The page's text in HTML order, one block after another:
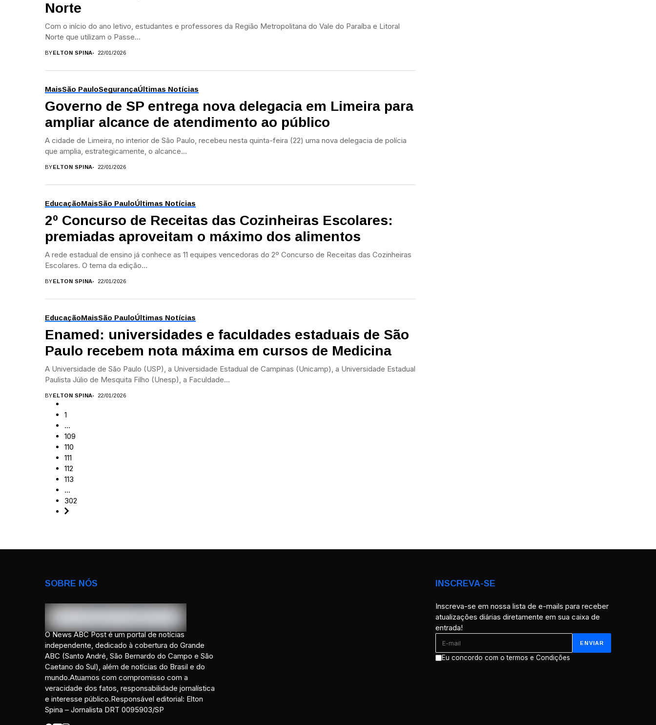
Norte
Com o início do ano letivo, estudantes e professores da Região Metropolitana do Vale do Paraíba e Litoral
Norte que utilizam o Passe...
BYELTON SPINA 22/01/2026
MaisSão PauloSegurançaÚltimas Notícias
Governo de SP entrega nova delegacia em Limeira para
ampliar alcance de atendimento ao público
A cidade de Limeira, no interior de São Paulo, recebeu nesta quinta-feira (22) uma nova delegacia de polícia
que amplia, estrategicamente, o alcance...
BYELTON SPINA 22/01/2026
EducaçãoMaisSão PauloÚltimas Notícias
2º Concurso de Receitas das Cozinheiras Escolares:
premiadas aproveitam o máximo dos alimentos
A rede estadual de ensino já conhece as 11 equipes vencedoras do 2º Concurso de Receitas das Cozinheiras
Escolares. O tema da edição...
BYELTON SPINA 22/01/2026
EducaçãoMaisSão PauloÚltimas Notícias
Enamed: universidades e faculdades estaduais de São
Paulo recebem nota máxima em cursos de Medicina
A Universidade de São Paulo (USP), a Universidade Estadual de Campinas (Unicamp), a Universidade Estadual
Paulista Júlio de Mesquita Filho (Unesp), a Faculdade...
BYELTON SPINA 22/01/2026
1
…
109
110
111
112
113
…
302
SOBRE NÓS
O News ABC Post é um portal de notícias
independente, dedicado à cobertura do Grande
ABC (Santo André, São Bernardo do Campo e São
Caetano do Sul), além de notícias do Brasil e do
mundo.Atuamos com compromisso com a
veracidade dos fatos, responsabilidade jornalística
e interesse público.Responsável editorial: Elton
Spina – Jornalista DRT 0095903/SP
INSCREVA-SE
Inscreva-se em nossa lista de e-mails para receber
atualizações diárias diretamente em sua caixa de
entrada!
Eu concordo com o termos e Condições